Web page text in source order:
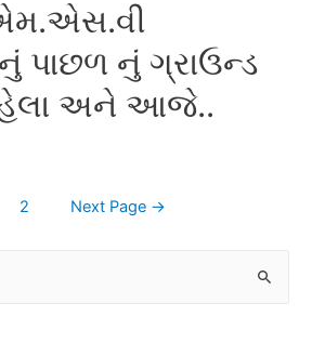
પાછળ નું ગ્રાઉન્ડ
અને આજે..
2 Next Page →